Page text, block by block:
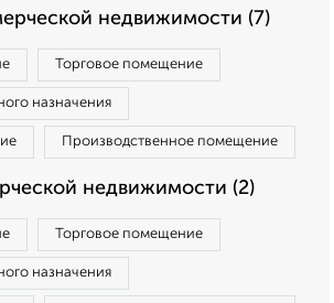
недвижимости (7)
Торговое помещение
назначения
Производственное помещение
недвижимости (2)
Торговое помещение
назначения